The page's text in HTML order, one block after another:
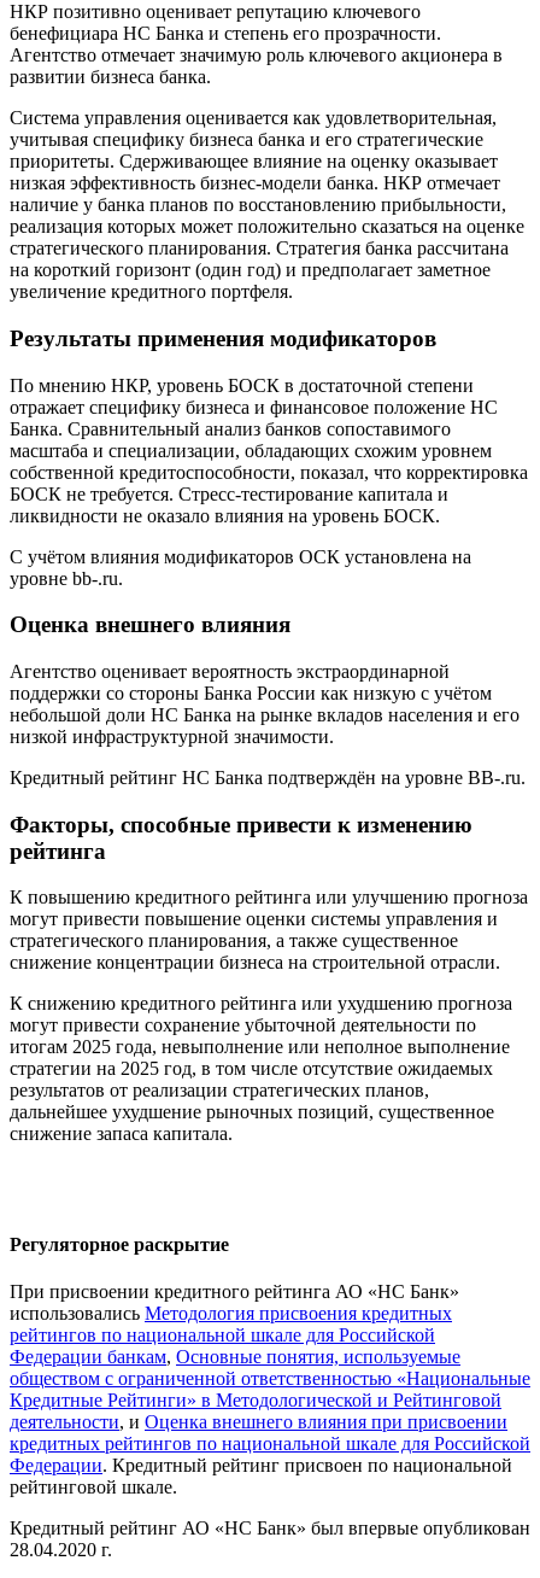
НКР позитивно оценивает репутацию ключевого
бенефициара НС Банка и степень его прозрачности.
Агентство отмечает значимую роль ключевого акционера в
развитии бизнеса банка.
Система управления оценивается как удовлетворительная,
учитывая специфику бизнеса банка и его стратегические
приоритеты. Сдерживающее влияние на оценку оказывает
низкая эффективность бизнес-модели банка. НКР отмечает
наличие у банка планов по восстановлению прибыльности,
реализация которых может положительно сказаться на оценке
стратегического планирования. Стратегия банка рассчитана
на короткий горизонт (один год) и предполагает заметное
увеличение кредитного портфеля.
Результаты применения модификаторов
По мнению НКР, уровень БОСК в достаточной степени
отражает специфику бизнеса и финансовое положение НС
Банка. Сравнительный анализ банков сопоставимого
масштаба и специализации, обладающих схожим уровнем
собственной кредитоспособности, показал, что корректировка
БОСК не требуется. Стресс-тестирование капитала и
ликвидности не оказало влияния на уровень БОСК.
С учётом влияния модификаторов ОСК установлена на
уровне bb-.ru.
Оценка внешнего влияния
Агентство оценивает вероятность экстраординарной
поддержки со стороны Банка России как низкую с учётом
небольшой доли НС Банка на рынке вкладов населения и его
низкой инфраструктурной значимости.
Кредитный рейтинг НС Банка подтверждён на уровне BB-.ru.
Факторы, способные привести к изменению
рейтинга
К повышению кредитного рейтинга или улучшению прогноза
могут привести повышение оценки системы управления и
стратегического планирования, а также существенное
снижение концентрации бизнеса на строительной отрасли.
К снижению кредитного рейтинга или ухудшению прогноза
могут привести сохранение убыточной деятельности по
итогам 2025 года, невыполнение или неполное выполнение
стратегии на 2025 год, в том числе отсутствие ожидаемых
результатов от реализации стратегических планов,
дальнейшее ухудшение рыночных позиций, существенное
снижение запаса капитала.
Регуляторное раскрытие
При присвоении кредитного рейтинга АО «НС Банк»
использовались Методология присвоения кредитных
рейтингов по национальной шкале для Российской
Федерации банкам, Основные понятия, используемые
обществом с ограниченной ответственностью «Национальные
Кредитные Рейтинги» в Методологической и Рейтинговой
деятельности, и Оценка внешнего влияния при присвоении
кредитных рейтингов по национальной шкале для Российской
Федерации. Кредитный рейтинг присвоен по национальной
рейтинговой шкале.
Кредитный рейтинг АО «НС Банк» был впервые опубликован
28.04.2020 г.